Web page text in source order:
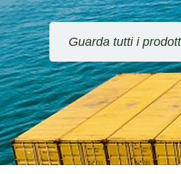
tutti i prodotti